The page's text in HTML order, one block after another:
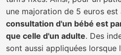
une majoration de 5 euros est
consultation d'un bébé est
que celle d'un adulte. Des
sont aussi appliquées lorsque